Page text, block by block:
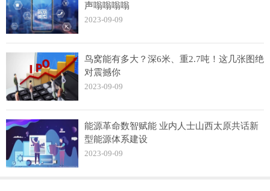
声嗡嗡嗡嗡
2023-09-09
鸟窝能有多大？深6米、重2.7吨！这几张图绝
对震撼你
2023-09-09
能源革命数智赋能 业内人士山西太原共话新
型能源体系建设
2023-09-09